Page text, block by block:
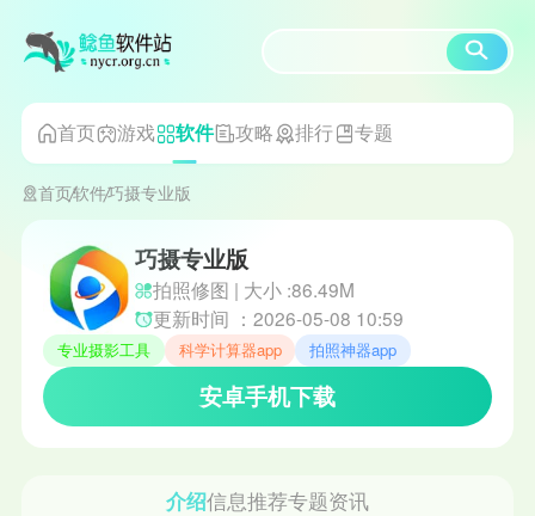
首页 游戏 软件 攻略 排行 专题
首页软件巧摄专业版
巧摄专业版
拍照修图 | 大小 :86.49M
更新时间 ：2026-05-08 10:59
专业摄影工具 科学计算器app 拍照神器app
安卓手机下载
介绍信息推荐专题资讯